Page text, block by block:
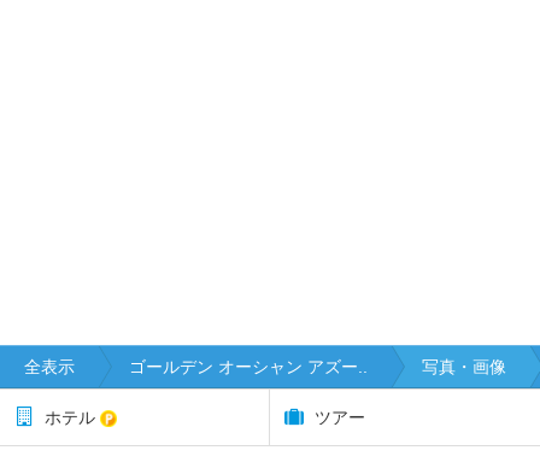
全表示 ゴールデン オーシャン アズー.. 写真・画像
ホテル ツアー